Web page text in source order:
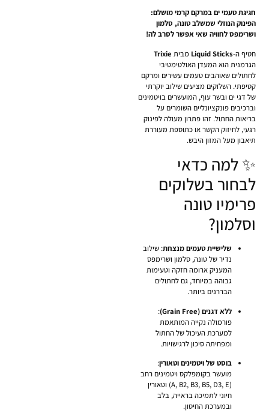
חגיגת טעמי ים במרקם קרמי מושלם:
הפינוק הנוזלי שמשלב טונה, סלמון
ושרימפס לחוויה שאי אפשר לסרב לה!
חטיף ה-Liquid Sticks מבית Trixie
הגרמנית הוא המעדן האולטימטיבי
לחתולים שאוהבים טעמים עשירים ומרקם
קטיפתי. השלוקים מציעים שילוב יוקרתי
של דגי ים ובשר עוף, המועשרים בויטמינים
וברכיבים פונקציונליים השומרים על
בריאות החתול. זהו פתרון מעולה לפינוק
רגעי, לחיזוק הקשר או כתוספת מעוררת
תיאבון מעל המזון היבש.
✨ למה כדאי
לבחור בשלוקים
פרימיו טונה
וסלמון?
שלישיית טעמים מנצחת: שילוב
נדיר של טונה, סלמון ושרימפס
המעניק ארומה חזקה וטעימות
גבוהה במיוחד, גם לחתולים
הבררנים ביותר.
ללא דגנים (Grain Free)
:
פורמולה נקייה המותאמת
למערכת העיכול של החתול
ומפחיתה סיכון לרגישויות.
בוסט של ויטמינים וטאורין:
מועשר בקומפלקס ויטמינים רחב
(
A, B2, B3, B5, D3, E) וטאורין
חיוני לתמיכה בראייה, בלב
ובמערכת החיסון.